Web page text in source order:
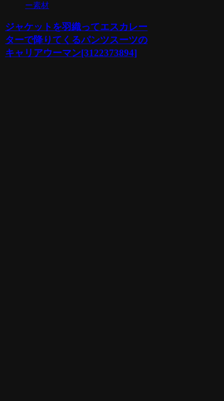
ー素材
ジャケットを羽織ってエスカレー
ターで降りてくるパンツスーツの
キャリアウーマン[3122373894]